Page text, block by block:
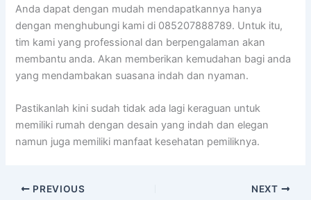
Anda dapat dengan mudah mendapatkannya hanya
dengan menghubungi kami di 085207888789. Untuk itu,
tim kami yang professional dan berpengalaman akan
membantu anda. Akan memberikan kemudahan bagi anda
yang mendambakan suasana indah dan nyaman.
Pastikanlah kini sudah tidak ada lagi keraguan untuk
memiliki rumah dengan desain yang indah dan elegan
namun juga memiliki manfaat kesehatan pemiliknya.
PREVIOUS NEXT